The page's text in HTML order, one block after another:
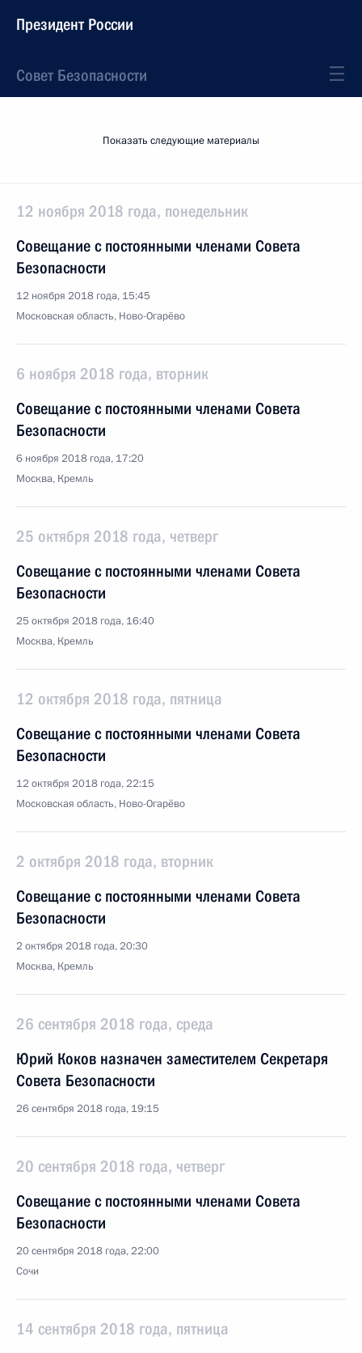
Президент России
Совет Безопасности
Показать следующие материалы
12 ноября 2018 года, понедельник
Совещание с постоянными членами Совета
Безопасности
12 ноября 2018 года, 15:45
Московская область, Ново-Огарёво
6 ноября 2018 года, вторник
Совещание с постоянными членами Совета
Безопасности
6 ноября 2018 года, 17:20
Москва, Кремль
25 октября 2018 года, четверг
Совещание с постоянными членами Совета
Безопасности
25 октября 2018 года, 16:40
Москва, Кремль
12 октября 2018 года, пятница
Совещание с постоянными членами Совета
Безопасности
12 октября 2018 года, 22:15
Московская область, Ново-Огарёво
2 октября 2018 года, вторник
Совещание с постоянными членами Совета
Безопасности
2 октября 2018 года, 20:30
Москва, Кремль
26 сентября 2018 года, среда
Юрий Коков назначен заместителем Секретаря
Совета Безопасности
26 сентября 2018 года, 19:15
20 сентября 2018 года, четверг
Совещание с постоянными членами Совета
Безопасности
20 сентября 2018 года, 22:00
Сочи
14 сентября 2018 года, пятница